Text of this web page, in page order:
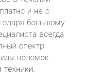
и не с
большому
всегда
спектр
поломок
техники.